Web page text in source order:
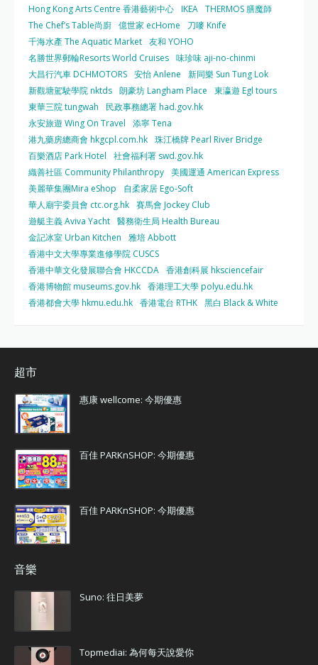
Hong Kong Arts Centre 香港藝術中心 IKEA THERMOS 膳魔師
The Chef’s Table尚廚 億世家 ecHome
刀嘜 Knife
千海水產 The Aquatic Market 友和 YOHO
名勝世界郵輪Resorts World Cruises 味珍味 aji-no-chinmi
大昌行汽車 DCHMOTORS 安怡 Anlene
新同樂 Sun Tung Lok
新觀塘駕駛學院 nktds 朗豪坊 Langham Place
東瀛遊 Egl tours
東華三院 tungwah
民政事務總署 had.gov.hk
永安旅遊 Wing On Travel
添寧 Tena
港九藥房總商會 hkgcpl.com.hk 珠江橋牌 Pearl River Bridge
百樂酒店 Park Hotel
社會福利署 swd.gov.hk
織善社區 Community Philanthropy 美國運通 American Express
美麗華集團Mira eShop
自柔家居 Ego-Soft
華人廟宇委員會 ctc.org.hk 賽馬會 Jockey Club
遊艇主義 Aviva Yacht 醫務衛生局 Health Bureau
金記冰室 Urban Kitchen
雅培 Abbott
香港中文大學專業進修學院 CUSCS
香港中華文化發展聯合會 HKCCDA 香港創科展 hksciencefair
香港博物館 museums.gov.hk 香港理工大學 polyu.edu.hk
香港都會大學 hkmu.edu.hk 香港電台 RTHK 黑白 Black & White
超市
惠康 wellcome: 今期優惠
百佳 PARKnSHOP: 今期優惠
百佳 PARKnSHOP: 今期優惠
音樂
Suno: 往日美夢
Topmediai: 為何每天說愛你